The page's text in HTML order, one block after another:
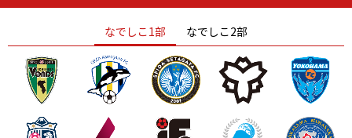
ニッパツ
ニッパツ 名古屋
石人の星
静岡 愛媛Ｌ
なでしこ1部 なでしこ2部